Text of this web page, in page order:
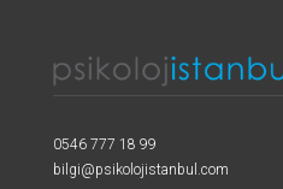
0546 777 18 99
bilgi@psikolojistanbul.com